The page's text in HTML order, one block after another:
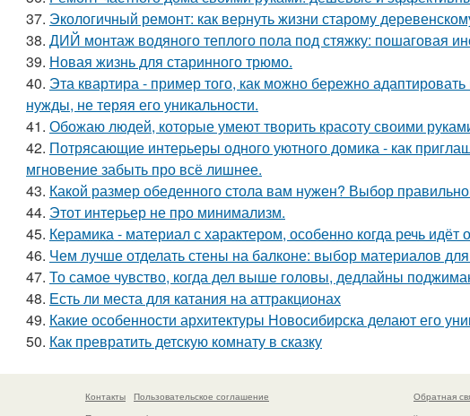
37. Экологичный ремонт: как вернуть жизни старому
38. ДИЙ монтаж водяного теплого пола под стяжку: пошаговая
39. Новая жизнь для старинного трюмо.
40. Эта квартира - пример того, как можно бережно
нужды, не теряя его уникальности.
41. Обожаю людей, которые умеют творить красоту своими
42. Потрясающие интерьеры одного уютного домика - как
мгновение забыть про всё лишнее.
43. Какой размер обеденного стола вам нужен? Выбор
44. Этот интерьер не про минимализм.
45. Керамика - материал с характером, особенно когда речь идёт
46. Чем лучше отделать стены на балконе: выбор материалов
47. То самое чувство, когда дел выше головы, дедлайны
48. Есть ли места для катания на аттракционах
49. Какие особенности архитектуры Новосибирска делают его
50. Как превратить детскую комнату в сказку
Контакты
Пользовательское соглашение
Обратная